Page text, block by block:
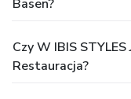
Basen?
Czy W IBIS
Restauracja?